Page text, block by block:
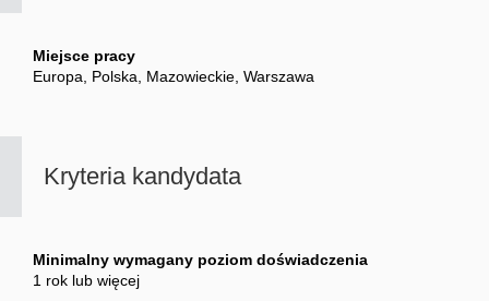
Miejsce pracy
Europa, Polska, Mazowieckie, Warszawa
Kryteria kandydata
Minimalny wymagany poziom doświadczenia
1 rok lub więcej